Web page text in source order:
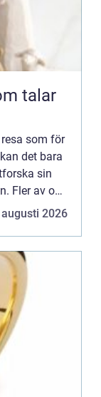
som för
det bara
sin
Fler av oss
2026